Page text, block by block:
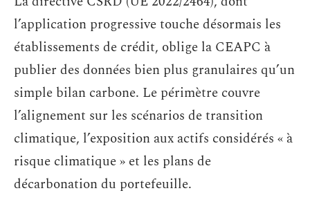
l’application progressive touche désormais les
établissements de crédit, oblige la CEAPC à
publier des données bien plus granulaires qu’un
simple bilan carbone. Le périmètre couvre
l’alignement sur les scénarios de transition
climatique, l’exposition aux actifs considérés « à
risque climatique » et les plans de
décarbonation du portefeuille.